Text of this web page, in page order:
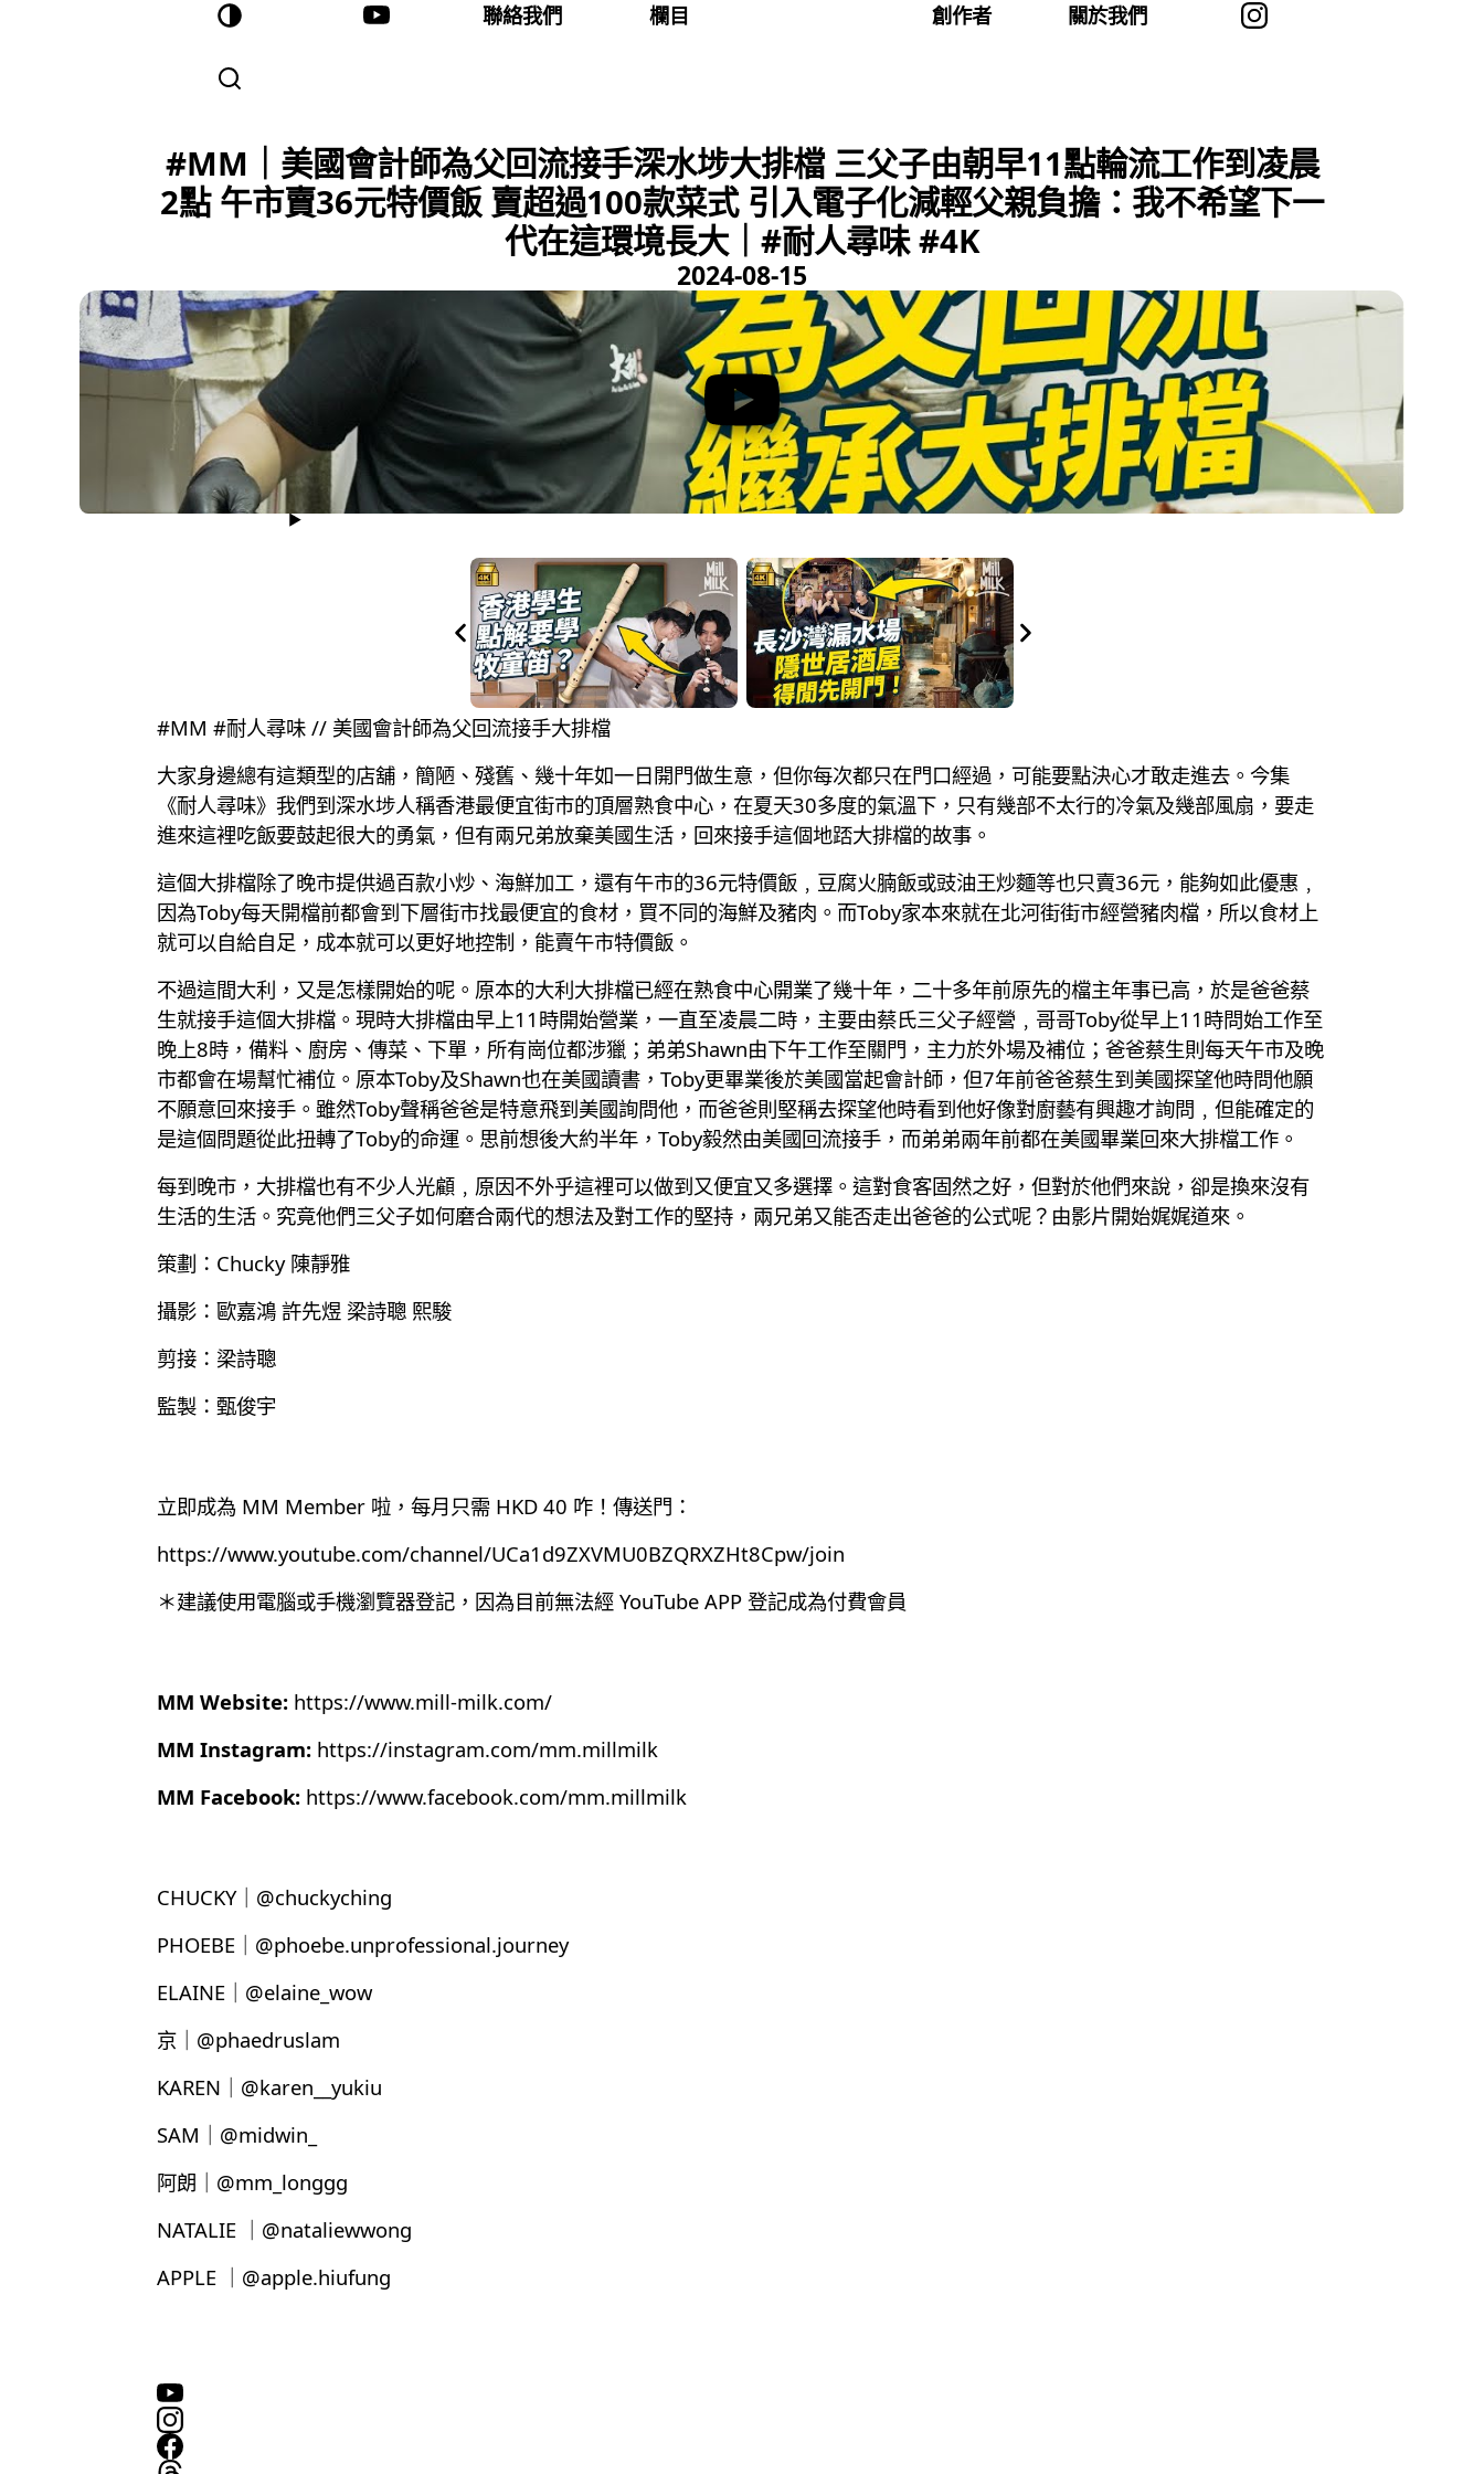
聯絡我們 欄目 創作者 關於我們
#MM｜美國會計師為父回流接手深水埗大排檔 三父子由朝早11點輪流工作到凌晨
2點 午市賣36元特價飯 賣超過100款菜式 引入電子化減輕父親負擔：我不希望下一
代在這環境長大｜#耐人尋味 #4K
2024-08-15
#MM #耐人尋味 // 美國會計師為父回流接手大排檔
大家身邊總有這類型的店舖，簡陋、殘舊、幾十年如一日開門做生意，但你每次都只在門口經過，可能要點決心才敢走進去。今集
《耐人尋味》我們到深水埗人稱香港最便宜街市的頂層熟食中心，在夏天30多度的氣溫下，只有幾部不太行的冷氣及幾部風扇，要走
進來這裡吃飯要鼓起很大的勇氣，但有兩兄弟放棄美國生活，回來接手這個地踎大排檔的故事。
這個大排檔除了晚市提供過百款小炒、海鮮加工，還有午市的36元特價飯﹐豆腐火腩飯或豉油王炒麵等也只賣36元，能夠如此優惠﹐
因為Toby每天開檔前都會到下層街市找最便宜的食材，買不同的海鮮及豬肉。而Toby家本來就在北河街街市經營豬肉檔，所以食材上
就可以自給自足，成本就可以更好地控制，能賣午市特價飯。
不過這間大利，又是怎樣開始的呢。原本的大利大排檔已經在熟食中心開業了幾十年，二十多年前原先的檔主年事已高，於是爸爸蔡
生就接手這個大排檔。現時大排檔由早上11時開始營業，一直至凌晨二時，主要由蔡氏三父子經營﹐哥哥Toby從早上11時問始工作至
晚上8時，備料、廚房、傳菜、下單，所有崗位都涉獵；弟弟Shawn由下午工作至關門，主力於外場及補位；爸爸蔡生則每天午市及晚
市都會在場幫忙補位。原本Toby及Shawn也在美國讀書，Toby更畢業後於美國當起會計師，但7年前爸爸蔡生到美國探望他時問他願
不願意回來接手。雖然Toby聲稱爸爸是特意飛到美國詢問他，而爸爸則堅稱去探望他時看到他好像對廚藝有興趣才詢問﹐但能確定的
是這個問題從此扭轉了Toby的命運。思前想後大約半年，Toby毅然由美國回流接手，而弟弟兩年前都在美國畢業回來大排檔工作。
每到晚市，大排檔也有不少人光顧﹐原因不外乎這裡可以做到又便宜又多選擇。這對食客固然之好，但對於他們來說，卻是換來沒有
生活的生活。究竟他們三父子如何磨合兩代的想法及對工作的堅持，兩兄弟又能否走出爸爸的公式呢？由影片開始娓娓道來。
策劃：Chucky 陳靜雅
攝影：歐嘉鴻 許先煜 梁詩聰 熙駿
剪接：梁詩聰
監製：甄俊宇
立即成為 MM Member 啦，每月只需 HKD 40 咋！傳送門：
https://www.youtube.com/channel/UCa1d9ZXVMU0BZQRXZHt8Cpw/join
＊建議使用電腦或手機瀏覽器登記，因為目前無法經 YouTube APP 登記成為付費會員
MM Website: https://www.mill-milk.com/
MM Instagram: https://instagram.com/mm.millmilk
MM Facebook: https://www.facebook.com/mm.millmilk
CHUCKY｜@chuckyching
PHOEBE｜@phoebe.unprofessional.journey
ELAINE｜@elaine_wow
京｜@phaedruslam
KAREN｜@karen__yukiu
SAM｜@midwin_
阿朗｜@mm_longgg
NATALIE ｜@nataliewwong
APPLE ｜@apple.hiufung